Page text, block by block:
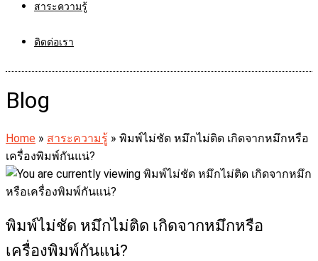
สาระความรู้
ติดต่อเรา
Blog
Home » สาระความรู้ » พิมพ์ไม่ชัด หมึกไม่ติด เกิดจากหมึกหรือ
เครื่องพิมพ์กันแน่?
พิมพ์ไม่ชัด หมึกไม่ติด เกิดจากหมึกหรือ
เครื่องพิมพ์กันแน่?